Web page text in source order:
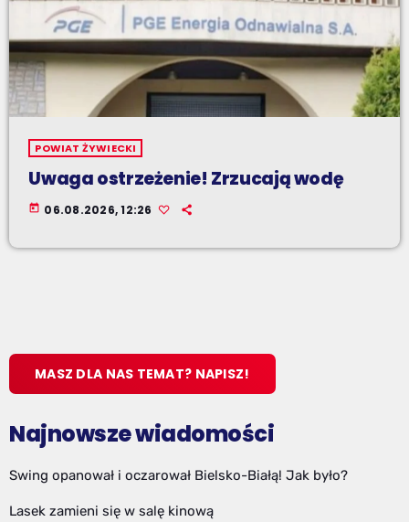
POWIAT ŻYWIECKI
Uwaga ostrzeżenie! Zrzucają wodę
today 06.08.2026, 12:26
MASZ DLA NAS TEMAT? NAPISZ!
Najnowsze wiadomości
Swing opanował i oczarował Bielsko-Białą! Jak było?
Lasek zamieni się w salę kinową